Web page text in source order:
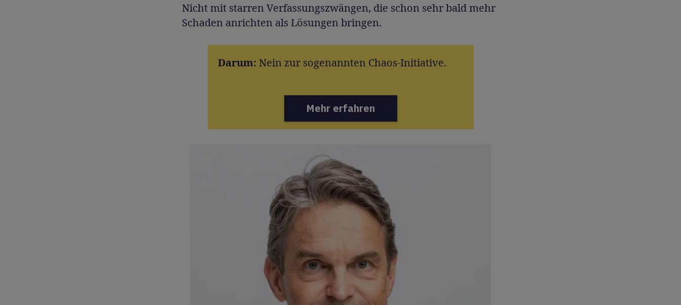
Nicht mit starren Verfassungszwängen, die schon sehr bald mehr
Schaden anrichten als Lösungen bringen.
Darum: Nein zur sogenannten Chaos-Initiative.
Mehr erfahren